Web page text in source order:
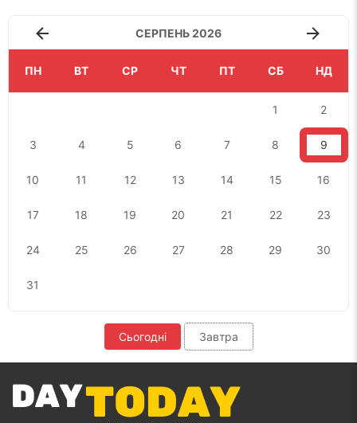
СЕРПЕНЬ 2026
ПН ВТ СР ЧТ ПТ СБ НД
1 2
3 4 5 6 7 8 9
10 11 12 13 14 15 16
17 18 19 20 21 22 23
24 25 26 27 28 29 30
31
Сьогодні Завтра